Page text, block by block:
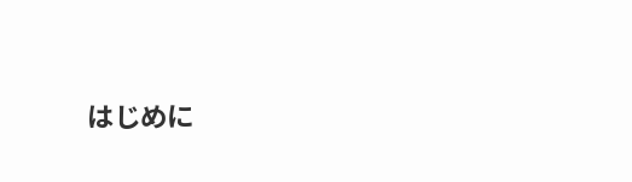
はじめに